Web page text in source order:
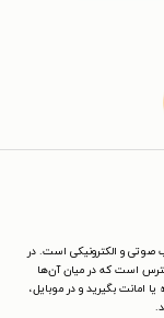
صوتی و الکترونیکی است. در
است که در میان آن‌ها
امانت بگیرید و در موبایل،